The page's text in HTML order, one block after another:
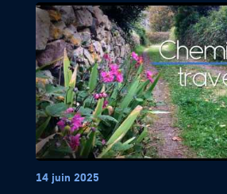
14 juin 2025